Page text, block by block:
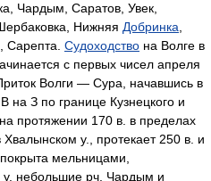
Чардым, Саратов, Увек,
Нижняя Добринка
Сарепта. Судоходство на Волге в
с первых чисел апреля
Волги — Сура,
начавшись в
на З по границе Кузнецкого и
протяжении 170 в. в пределах
у., протекает 250 в. и
мельницами,
у. небольшие рч. Чардым и